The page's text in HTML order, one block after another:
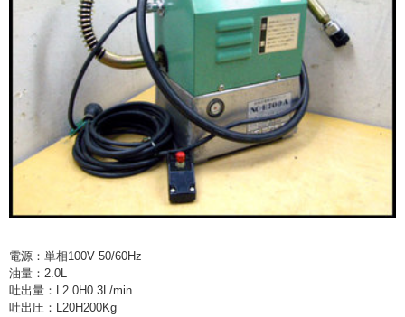
電源：単相100V 50/60Hz
油量：2.0L
吐出量：L2.0H0.3L/min
吐出圧：L20H200Kg
> 債務・任意整理担当の弁護士さまへ
> おもちゃ・ホビー・楽器等・マニア
品・コレクターズアイテム
> 厨房機器・店舗用品買取
> 骨董品・古美術品の査定
> 新着情報